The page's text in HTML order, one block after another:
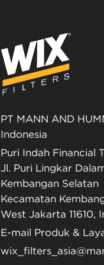
PT MANN AND
Indonesia
Puri Indah Financial
Jl. Puri Lingkar
Kembangan Selatan
Kecamatan
West Jakarta 11610,
E-mail Produk &